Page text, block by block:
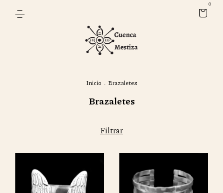
0
Inicio . Brazaletes
Brazaletes
Filtrar